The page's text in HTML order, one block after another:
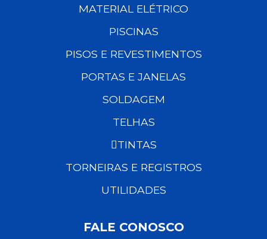
MATERIAL ELÉTRICO
PISCINAS
PISOS E REVESTIMENTOS
PORTAS E JANELAS
SOLDAGEM
TELHAS
TINTAS
TORNEIRAS E REGISTROS
UTILIDADES
FALE CONOSCO